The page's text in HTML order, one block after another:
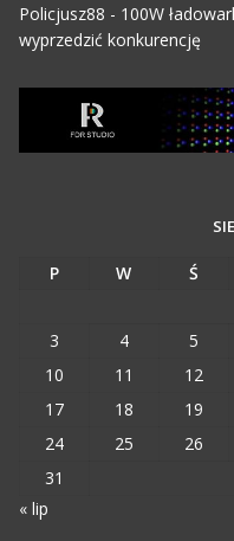
Policjusz88 - 100W
wyprzedzić konkurencję
P W Ś
3
4 5
10
11 12
17
18 19
24
25 26
31
« lip